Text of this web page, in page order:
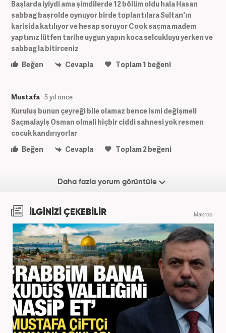
Başlarda iyiydi ama şimdilerde 12 bölüm oldu hala Hasan
sabbag başrolde oynuyor birde toplantılara Sultan'ın
karisida katılıyor ve hesap soruyor Cook saçma madem
yaptınız lütfen tarihe uygun yapın koca selcukluyu yerken ve
sabbag la bitirceniz
Beğen
Cevapla Toplam1 beğeni
Mustafa 5 yıl önce
Kuruluş bunun çeyreği bile olamaz bence ismi değişmeli
Saçmalayiş Osman olmali hiçbir ciddi sahnesi yok resmen
cocuk kandırıyorlar
Beğen
Cevapla Toplam2beğeni
Daha fazla yorum görüntüle
İLGİNİZİ ÇEKEBİLİR Makroo